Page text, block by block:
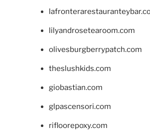
lilyandrosetearoom.com
olivesburgberrypatch.com
theslushkids.com
giobastian.com
glpascensori.com
rifloorepoxy.com